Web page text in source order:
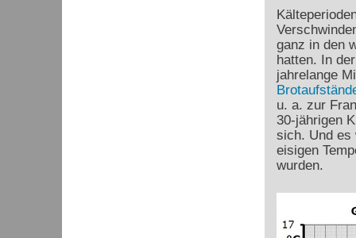
ganz in den
hatten. In
jahrelange
u. a. zur
30-jährigen
sich. Und
eisigen
wurden.